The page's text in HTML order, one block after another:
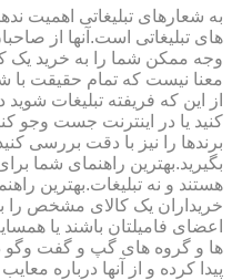
به شعارهای تبلیغاتی اهمیت
های تبلیغاتی است.آنها از
وجه ممکن شما را به خرید یک
معنا نیست که تمام حقیقت
از این که فریفته تبلیغات
کنید یا در اینترنت جست وجو
برندها را نیز با دقت بررسی
بگیرید.بهترین راهنمای شما
هستند و نه تبلیغات.بهترین
خریداران یک کالای مشخص را
اعضای فامیلتان باشند یا
ها و گروه های گپ و گفت وگو در
پیدا کرده و از آنها درباره